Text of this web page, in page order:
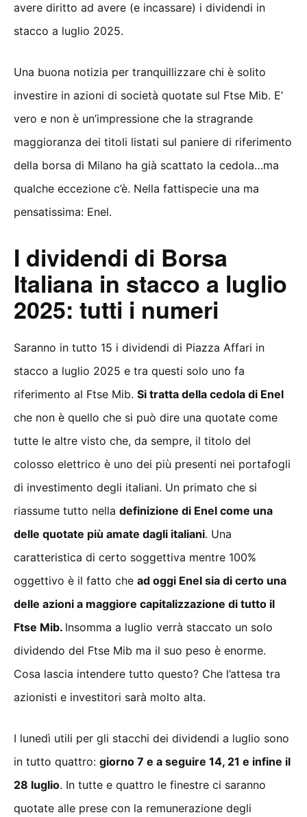
avere diritto ad avere (e incassare) i dividendi in
stacco a luglio 2025.
Una buona notizia per tranquillizzare chi è solito
investire in azioni di società quotate sul Ftse Mib. E’
vero e non è un’impressione che la stragrande
maggioranza dei titoli listati sul paniere di riferimento
della borsa di Milano ha già scattato la cedola…ma
qualche eccezione c’è. Nella fattispecie una ma
pensatissima: Enel.
I dividendi di Borsa
Italiana in stacco a luglio
2025: tutti i numeri
Saranno in tutto 15 i dividendi di Piazza Affari in
stacco a luglio 2025 e tra questi solo uno fa
riferimento al Ftse Mib. Si tratta della cedola di Enel
che non è quello che si può dire una quotate come
tutte le altre visto che, da sempre, il titolo del
colosso elettrico è uno dei più presenti nei portafogli
di investimento degli italiani. Un primato che si
riassume tutto nella definizione di Enel come una
delle quotate più amate dagli italiani. Una
caratteristica di certo soggettiva mentre 100%
oggettivo è il fatto che ad oggi Enel sia di certo una
delle azioni a maggiore capitalizzazione di tutto il
Ftse Mib. Insomma a luglio verrà staccato un solo
dividendo del Ftse Mib ma il suo peso è enorme.
Cosa lascia intendere tutto questo? Che l’attesa tra
azionisti e investitori sarà molto alta.
I lunedì utili per gli stacchi dei dividendi a luglio sono
in tutto quattro: giorno 7 e a seguire 14, 21 e infine il
28 luglio. In tutte e quattro le finestre ci saranno
quotate alle prese con la remunerazione degli